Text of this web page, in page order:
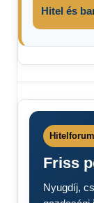
Hitel és
Valentina
Csemer
Valentina
Friss
Nyugdíj,